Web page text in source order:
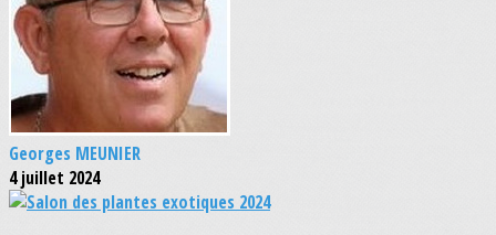
Georges MEUNIER
4 juillet 2024